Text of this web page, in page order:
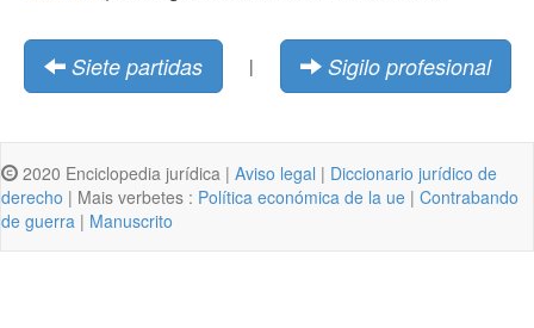
Siete partidas | Sigilo profesional
2020 Enciclopedia jurídica | Aviso legal | Diccionario jurídico de
derecho | Mais verbetes : Política económica de la ue | Contrabando
de guerra | Manuscrito